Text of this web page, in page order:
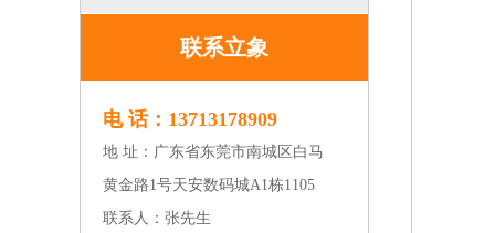
联系立象
电 话：13713178909
地 址：广东省东莞市南城区白马
黄金路1号天安数码城A1栋1105
联系人：张先生